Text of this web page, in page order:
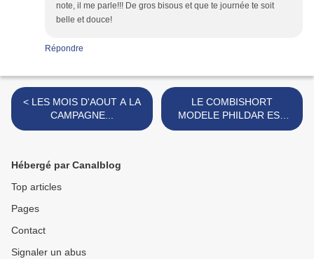
note, il me parle!!! De gros bisous et que te journée te soit
belle et douce!
Répondre
< LES MOIS D'AOUT A LA
CAMPAGNE...
LE COMBISHORT
MODELE PHILDAR EST
TERMINE ! >
Hébergé par Canalblog
Top articles
Pages
Contact
Signaler un abus